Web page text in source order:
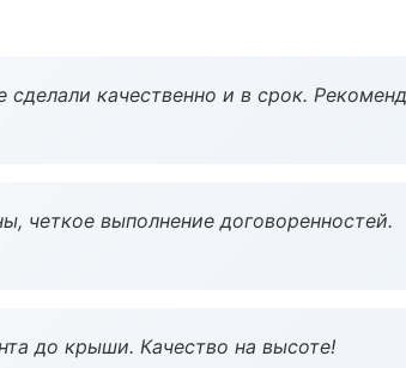
сделали качественно и в срок.
четкое выполнение договоренностей.
до крыши. Качество на высоте!